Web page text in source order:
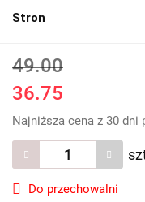
Stron
49.00
36.75
Najniższa cena z 30 dni
Do przechowalni